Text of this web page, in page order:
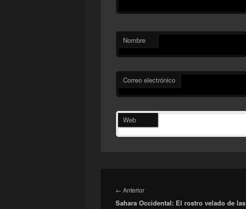
Nombre
Correo electrónico
Web
de
entradas
← AnteriorEntrada
anterior:
Sahara Occidental: El rostro velado de las